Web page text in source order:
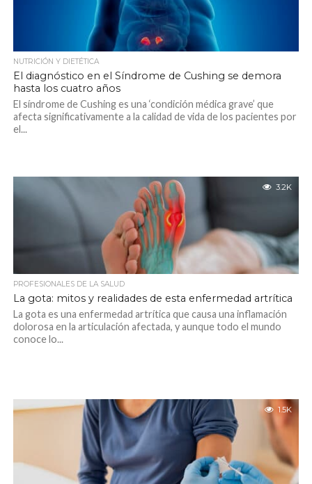
NUTRICIÓN Y DIETÉTICA
El diagnóstico en el Síndrome de Cushing se demora
hasta los cuatro años
El síndrome de Cushing es una ‘condición médica grave’ que
afecta significativamente a la calidad de vida de los pacientes por
el...
3.2K
PROFESIONALES DE LA SALUD
La gota: mitos y realidades de esta enfermedad artrítica
La gota es una enfermedad artrítica que causa una inflamación
dolorosa en la articulación afectada, y aunque todo el mundo
conoce lo...
1.5K